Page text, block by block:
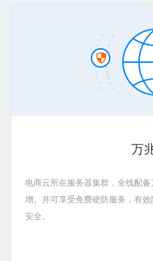
万
电商云所在服务器集群，全线配
增。并可享受免费硬防服务，有
安全。